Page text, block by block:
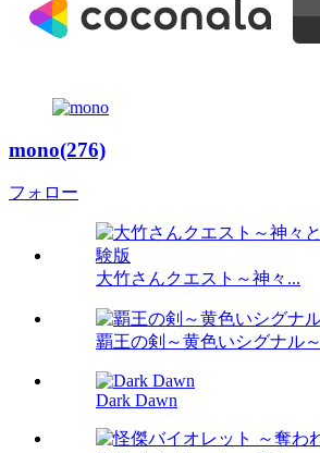
mono(276)
フォロー
大竹さんクエスト～神々...
覇王の剣～黄色いシグナル～
Dark Dawn